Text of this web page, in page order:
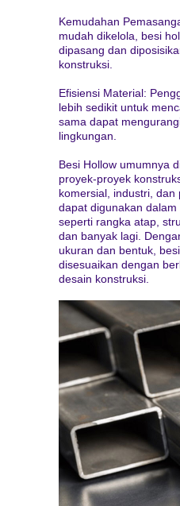
Kemudahan
mudah dikelola, besi
dipasang dan
konstruksi.
Efisiensi Material:
lebih sedikit untuk
sama dapat
lingkungan.
Besi Hollow umumnya
proyek-proyek
komersial, industri,
dapat digunakan
seperti rangka atap,
dan banyak lagi.
ukuran dan bentuk,
disesuaikan dengan
desain konstruksi.